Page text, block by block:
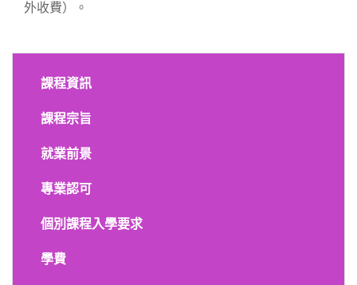
外收費）。
課程資訊
課程宗旨
就業前景
專業認可
個別課程入學要求
學費